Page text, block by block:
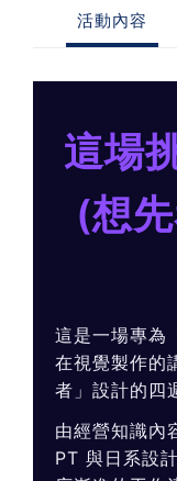
軟體開發實務
活動內容
這場
(想
這是一場專為
在視覺製作的
者」設計的四
由經營知識內
PT 與日系設